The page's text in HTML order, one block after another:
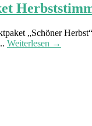
„Schöner
Weiterlesen →